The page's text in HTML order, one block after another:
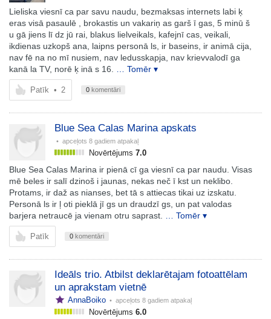
Lieliska viesnī ca par savu naudu, bezmaksas internets labi ķ
eras visā pasaulē , brokastis un vakariņ as garš ī gas, 5 minū š
u gā jiens lī dz jū rai, blakus lielveikals, kafejnī cas, veikali,
ikdienas uzkopš ana, laipns personā ls, ir baseins, ir animā cija,
nav fē na no mī nusiem, nav ledusskapja, nav krievvalodī ga
kanā la TV, norē ķ inā s 16.
… Tomēr ▾
Patīk • 2 0 komentāri
Blue Sea Calas Marina apskats
• apceļots 8 gadiem atpakaļ
Novērtējums 7.0
Blue Sea Calas Marina ir pienā cī ga viesnī ca par naudu. Visas
mē beles ir salī dzinoš i jaunas, nekas neč ī kst un neklibo.
Protams, ir daž as nianses, bet tā s attiecas tikai uz izskatu.
Personā ls ir ļ oti pieklā jī gs un draudzī gs, un pat valodas
barjera netraucē ja vienam otru saprast.
… Tomēr ▾
Patīk 0 komentāri
Ideāls trio. Atbilst deklarētajam fotoattēlam
un aprakstam vietnē
AnnaBoiko • apceļots 8 gadiem atpakaļ
Novērtējums 6.0